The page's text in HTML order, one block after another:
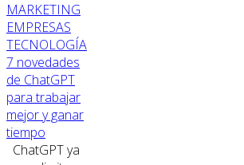
MARKETING
EMPRESAS
TECNOLOGÍA
7 novedades
de ChatGPT
para trabajar
mejor y ganar
tiempo
ChatGPT ya